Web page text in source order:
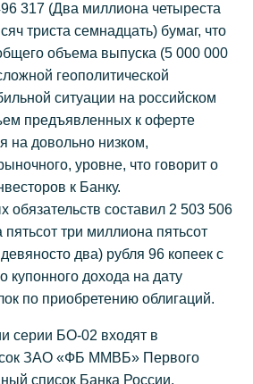
317 (Два миллиона четыреста
триста семнадцать) бумаг, что
объема выпуска (5 000 000
геополитической
ситуации на российском
предъявленных к оферте
на довольно низком,
уровне, что говорит о
к Банку.
обязательств составил 2 503 506
три миллиона пятьсот
два) рубля 96 копеек с
купонного дохода на дату
по приобретению облигаций.
серии БО-02 входят в
ЗАО «ФБ ММВБ» Первого
список Банка России.